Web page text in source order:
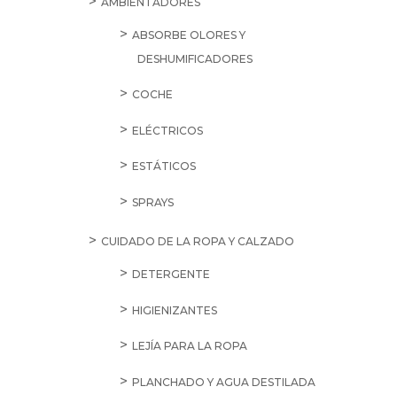
ABSORBE OLORES Y
DESHUMIFICADORES
COCHE
ELÉCTRICOS
ESTÁTICOS
SPRAYS
CUIDADO DE LA ROPA Y CALZADO
DETERGENTE
HIGIENIZANTES
LEJÍA PARA LA ROPA
PLANCHADO Y AGUA DESTILADA